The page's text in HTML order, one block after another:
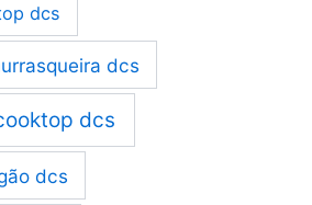
dcs
dcs
dcs
dcs